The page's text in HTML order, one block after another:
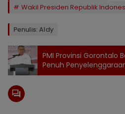
Wakil Presiden Republik
Penulis: Aldy
PMI Provinsi Gorontalo
Penuh Penyelenggaraan